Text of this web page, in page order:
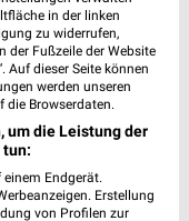
ab 10.08.
Mi. 12.08.
in der linken
zu widerrufen,
der Fußzeile der Website
Auf dieser Seite können
werden unseren
die Browserdaten.
um die Leistung der
tun:
Endgerät.
Erstellung
von Profilen zur